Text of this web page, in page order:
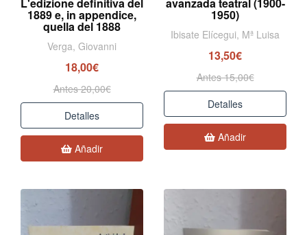
L'edizione definitiva del
1889 e, in appendice,
quella del 1888
Verga, Giovanni
18,00€
Antes 20,00€
Detalles
Añadir
avanzada teatral (1900-
1950)
Ibisate Elícegui, Mª Luisa
13,50€
Antes 15,00€
Detalles
Añadir